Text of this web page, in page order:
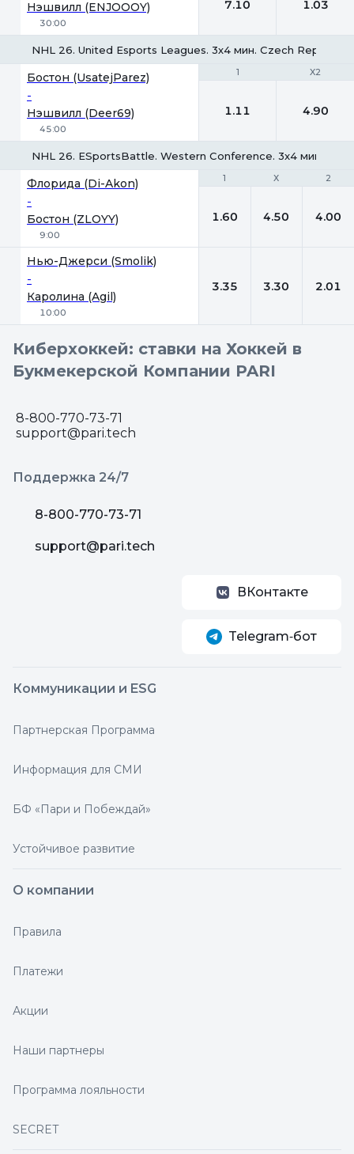
Нэшвилл (ENJOOOY)
30:00
7.10 1.03
NHL 26. United Esports Leagues. 3х4 мин. Czech Republic
1 X2
Бостон (UsatejParez)
-
Нэшвилл (Deer69)
45:00
1 X2
1.11 4.90
NHL 26. ESportsBattle. Western Conference. 3x4 мин.
1 Х 2
Флорида (Di-Akon)
-
Бостон (ZLOYY)
9:00
1 Х 2
1.60 4.50 4.00
Нью-Джерси (Smolik)
-
Каролина (Agil)
10:00
3.35 3.30 2.01
Киберхоккей: ставки на Хоккей в
Букмекерской Компании PARI
8-800-770-73-71
support@pari.tech
Поддержка 24/7
8-800-770-73-71
support@pari.tech
ВКонтакте
Telegram‑бот
Коммуникации и ESG
Партнерская Программа
Информация для СМИ
БФ «Пари и Побеждай»
Устойчивое развитие
О компании
Правила
Платежи
Акции
Наши партнеры
Программа лояльности
SECRET